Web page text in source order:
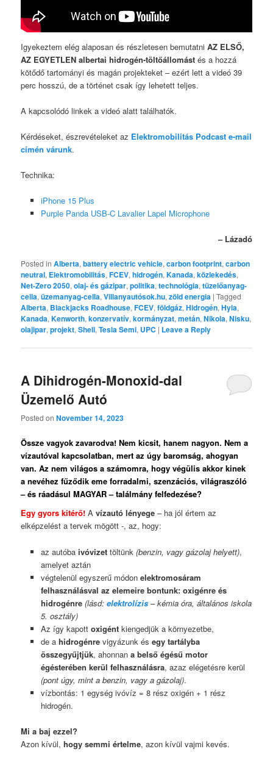
Igyekeztem elég alaposan és részletesen bemutatniAZ ELSŐ,
AZ EGYETLEN albertai hidrogén-töltőállomást és a hozzá
kötődő tartományi és magán projekteket – ezért lett a videó 39
perc hosszú, de a történet csak így lehetett teljes.
A kapcsolódó linkek a videó alatt találhatók.
Kérdéseket, észrevételeket az Elektromobilitás Podcast e-mail
címén várunk.
Technika:
iPhone 15 Plus
Purple Panda USB-C Lavalier Lapel Microphone
– Lázadó
Posted in Alberta,battery electric vehicle,carbon footprint,carbon
neutral, Elektromobilitás,FCEV,hidrogén,Kanada,közlekedés,
Net-Zero 2050,olaj- és gázipar,politika,technológia,tüzelőanyag-
cella,üzemanyag-cella,Villanyautósok.hu,zöld energia |Tagged
Alberta, Blackjacks Roadhouse,FCEV,földgáz,Hidrogén,Hyla,
Kanada,Kenworth,konzervatív,kormányzat,metán,Nikola,Nisku,
olajipar,projekt,Shell,Tesla Semi, UPC | Leave a Reply
A Dihidrogén-Monoxid-dal
Üzemelő Autó
Posted onNovember 14, 2023
Össze vagyok zavarodva! Nem kicsit, hanem nagyon. Nem a
vízautóval kapcsolatban, mert az úgy baromság, ahogyan
van. Az nem világos a számomra, hogy végülis akkor kinek
a nevéhez fűződik eme forradalmi, szenzációs, világraszóló
– és ráadásul MAGYAR – találmány felfedezése?
Egy gyors kitérő! Avízautó lényege – ha jól értem az
elképzelést a tervek mögött -, az, hogy:
az autóba ivóvizettöltünk (benzin, vagy gázolaj helyett),
amelyet aztán
végtelenül egyszerű módon elektromosáram
felhasználásval az elemeire bontunk: oxigénre és
hidrogénre (lásd: elektrolízis– kémia óra, általános iskola
5. osztály)
Az így kapott oxigéntkiengedjük a környezetbe,
de a hidrogénrevigyázunk és egy tartályba
összegyűjtjük, ahonnan a belső égésű motor
égésterében kerül felhasználásra, azaz elégetésre kerül
(pont úgy, mint a benzin, vagy a gázolaj).
vízbontás: 1 egység ivóvíz = 8 rész oxigén + 1 rész
hidrogén.
Mi a baj ezzel?
Azon kívül,hogy semmi értelme, azon kívül vajmi kevés.